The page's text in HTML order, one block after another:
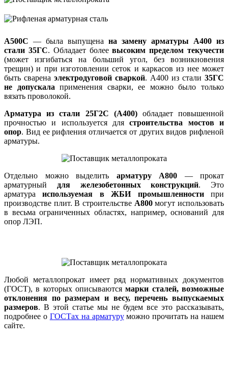
А500С — была выпущена на замену арматуры А400 из
стали 35ГС. Обладает болеевысоким пределом текучести
(может изгибаться на больший угол, без возникновения
трещин) и при изготовлении сеток и каркасов из нее может
быть сварена электродуговой сваркой. А400 из стали 35ГС
не допускала применения сварки, ее можно было только
вязать проволокой.
Арматура из стали 25Г2С (А400)обладает повышенной
прочностью и используется длястроительства мостов и
опор. Вид ее рифления отличается от других видов рифленой
арматуры.
Отдельно можно выделить арматуру А800 — прокат
арматурный для железобетонных конструкций. Это
арматураиспользуемая в ЖБИ промышленностипри
производстве плит. В строительстве А800могут использовать
в весьма ограниченных областях, например, оснований для
опор ЛЭП.
Любой металлопрокат имеет ряд нормативных документов
(ГОСТ), в которых описываютсямарки сталей, возможные
отклонения по размерам и весу, перечень выпускаемых
размеров. В этой статье мы не будем все это рассказывать,
подробнее о ГОСТах на арматуруможно прочитать на нашем
сайте.